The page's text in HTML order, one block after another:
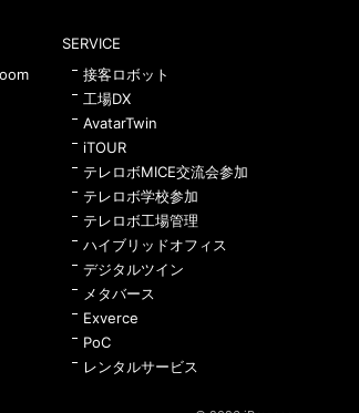
SERVICE
接客ロボット
工場DX
AvatarTwin
iTOUR
テレロボMICE交流会参加
テレロボ学校参加
テレロボ工場管理
ハイブリッドオフィス
デジタルツイン
メタバース
Exverce
PoC
レンタルサービス